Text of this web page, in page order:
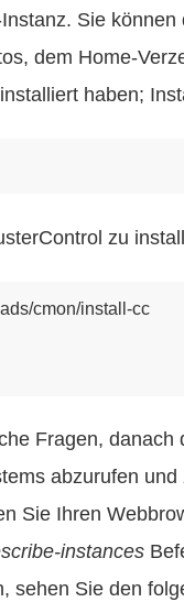
Sie können
dem Home-
haben;
zu
cmon/install-cc
Fragen,
abzurufen und
Sie Ihren
instances
sehen Sie den